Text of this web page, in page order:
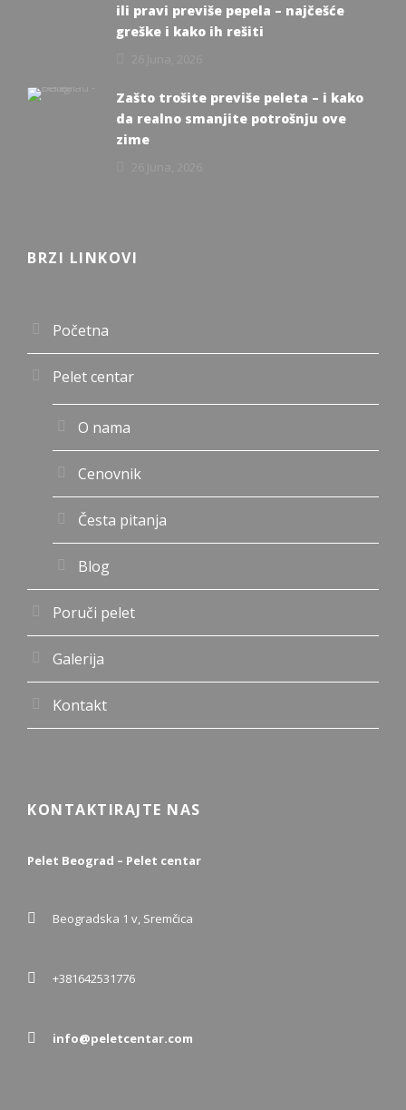
ili pravi previše pepela – najčešće
greške i kako ih rešiti
Zašto trošite previše peleta – i kako
da realno smanjite potrošnju ove
zime
BRZI LINKOVI
Početna
Pelet centar
O nama
Cenovnik
Česta pitanja
Blog
Poruči pelet
Galerija
Kontakt
KONTAKTIRAJTE NAS
Pelet Beograd – Pelet centar
Beogradska 1 v, Sremčica
+381642531776
info@peletcentar.com